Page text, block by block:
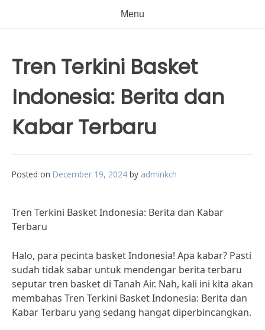
Menu
Tren Terkini Basket
Indonesia: Berita dan
Kabar Terbaru
Posted on December 19, 2024 by adminkch
Tren Terkini Basket Indonesia: Berita dan Kabar
Terbaru
Halo, para pecinta basket Indonesia! Apa kabar? Pasti
sudah tidak sabar untuk mendengar berita terbaru
seputar tren basket di Tanah Air. Nah, kali ini kita akan
membahas Tren Terkini Basket Indonesia: Berita dan
Kabar Terbaru yang sedang hangat diperbincangkan.